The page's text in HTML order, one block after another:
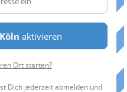
aktivieren
Ort starten?
Dich jederzeit abmelden und